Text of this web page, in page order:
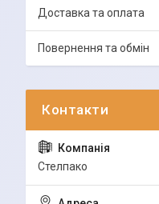
Доставка та оплата
Повернення та обмін
Стелпако